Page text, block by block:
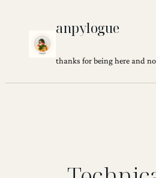
content
anpylogue
thanks for being here and